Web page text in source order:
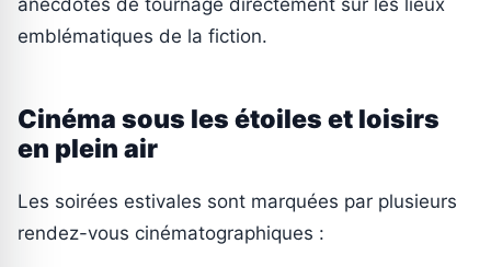
anecdotes de tournage directement sur les lieux
emblématiques de la fiction.
Cinéma sous les étoiles et loisirs
en plein air
Les soirées estivales sont marquées par plusieurs
rendez-vous cinématographiques :